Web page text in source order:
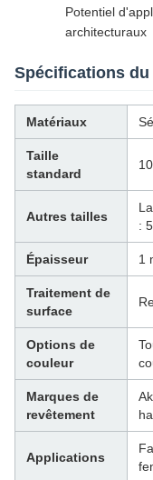
Potentiel
architecturaux
Spécifications
Matériaux
Taille
standard
Autres tailles
:
Épaisseur 1
Traitement de
surface
Options de
couleur
Marques de
revêtement
Applications